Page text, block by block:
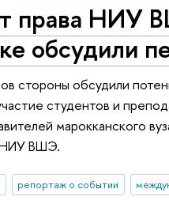
права НИУ
обсудили
стороны обсудили
студентов и
марокканского
НИУ ВШЭ.
репортаж о событии